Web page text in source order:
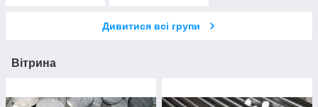
Дивитися всі групи
Вітрина